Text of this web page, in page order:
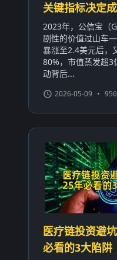
关键指标决定
2023年，公信宝（
剧性的价值过山车
暴涨至2.4美元后，
80%，市值蒸发超3
动背后...
2026-05-09 •
医疗链投资避
必看的3大陷阱